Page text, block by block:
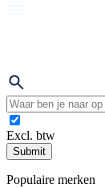
Excl. btw
Submit
Populaire merken